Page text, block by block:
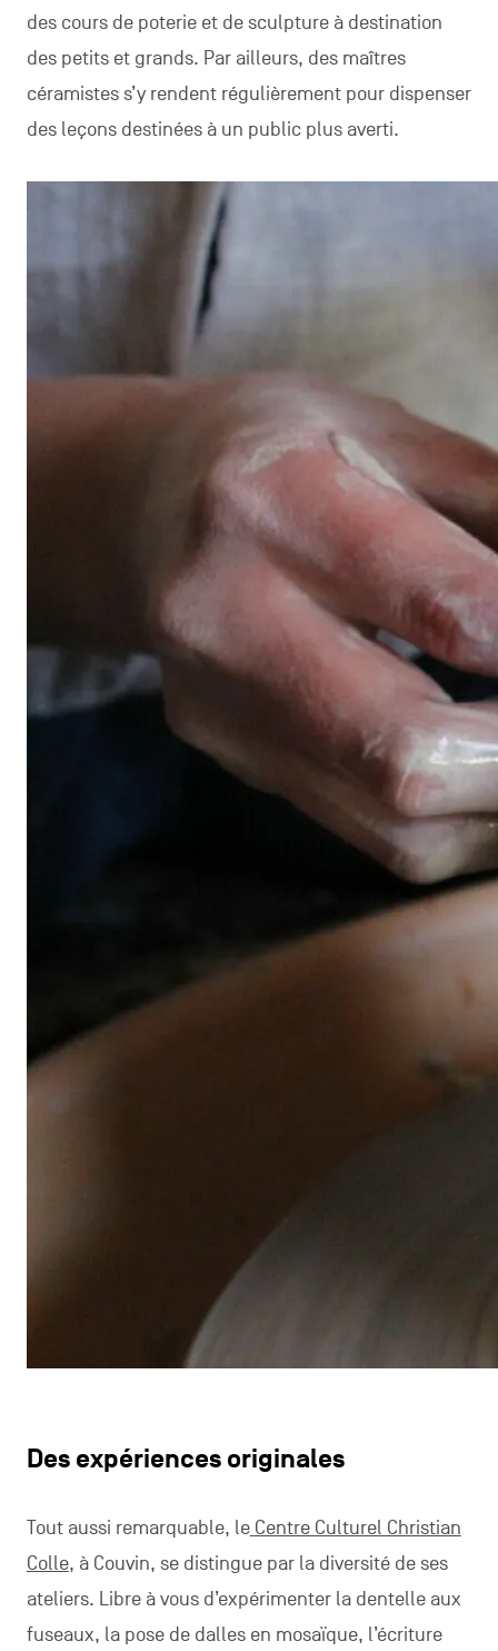
des cours de poterie et de sculpture à destination
des petits et grands. Par ailleurs, des maîtres
céramistes s’y rendent régulièrement pour dispenser
des leçons destinées à un public plus averti.
Des expériences originales
Tout aussi remarquable, le Centre Culturel Christian
Colle, à Couvin, se distingue par la diversité de ses
ateliers. Libre à vous d’expérimenter la dentelle aux
fuseaux, la pose de dalles en mosaïque, l’écriture